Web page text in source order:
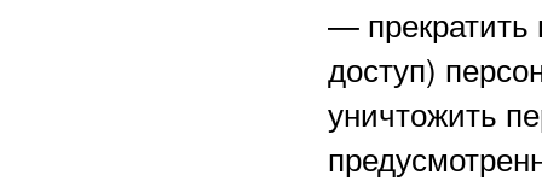
—
доступ)
уничтожить